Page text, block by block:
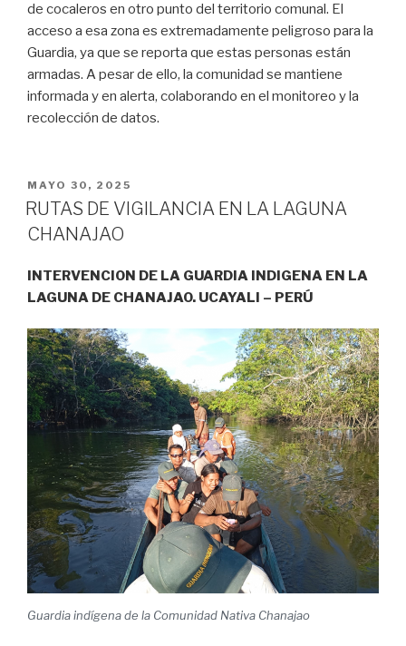
de cocaleros en otro punto del territorio comunal. El
acceso a esa zona es extremadamente peligroso para la
Guardia, ya que se reporta que estas personas están
armadas. A pesar de ello, la comunidad se mantiene
informada y en alerta, colaborando en el monitoreo y la
recolección de datos.
PUBLICADO
EL
MAYO 30, 2025
RUTAS DE VIGILANCIA EN LA LAGUNA
CHANAJAO
INTERVENCION DE LA GUARDIA INDIGENA EN LA
LAGUNA DE CHANAJAO. UCAYALI – PERÚ
Guardia indígena de la Comunidad Nativa Chanajao